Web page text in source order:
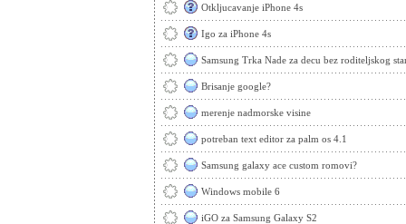
Otkljucavanje iPhone 4s
Igo za iPhone 4s
Samsung Trka Nade za decu bez roditeljskog
Brisanje google?
merenje nadmorske visine
potreban text editor za palm os 4.1
Samsung galaxy ace custom romovi?
Windows mobile 6
iGO za Samsung Galaxy S2